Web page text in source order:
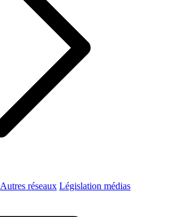
Autres réseaux Législation médias